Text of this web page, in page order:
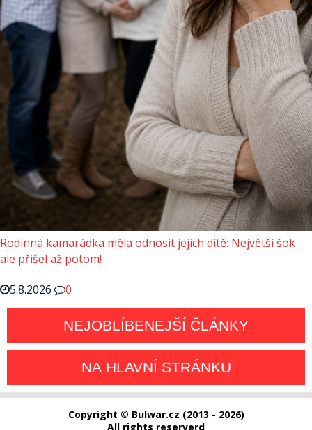
Rodinná kamarádka měla odnosit jejich dítě: Největší šok
ale přišel až potom!
5.8.2026
0
NEJOBLÍBENEJŠÍ ČLÁNKY
NA HLAVNÍ STRÁNKU
Copyright © Bulwar.cz (2013 - 2026)
All rights reserverd